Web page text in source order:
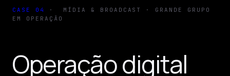
CASE 04 · MÍDIA & BROADCAST · GRANDE GRUPO
EM OPERAÇÃO
Operação digital